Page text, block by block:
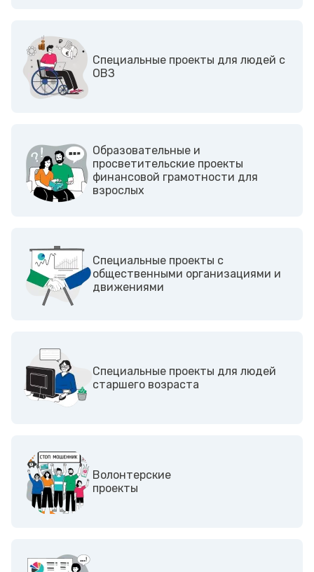
Cпециальные проекты для людей с
ОВЗ
Образовательные и
просветительские проекты
финансовой грамотности для
взрослых
Cпециальные проекты с
общественными организациями и
движениями
Специальные проекты для людей
старшего возраста
Волонтерские
проекты